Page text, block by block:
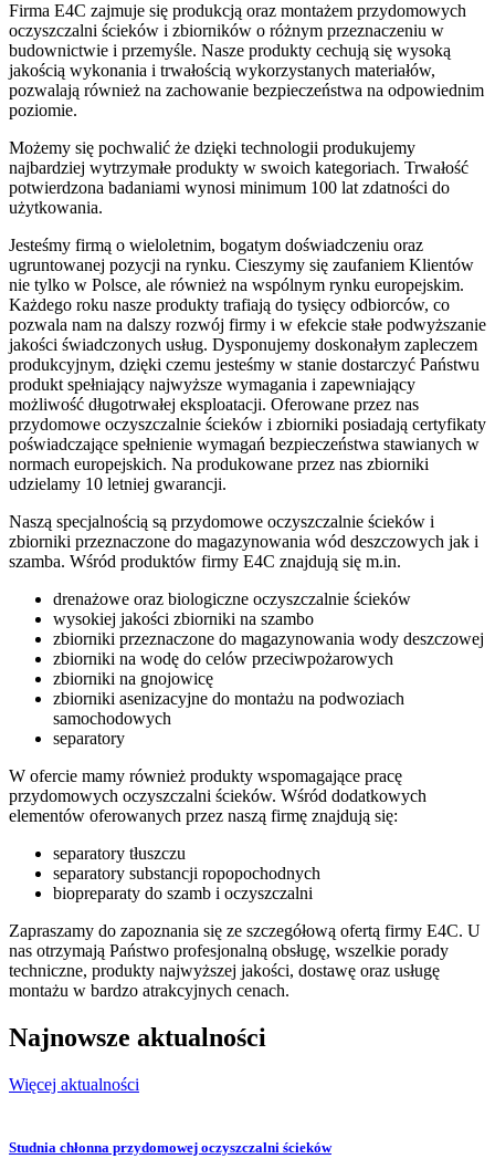
Firma E4C zajmuje się produkcją oraz montażem przydomowych
oczyszczalni ścieków i zbiorników o różnym przeznaczeniu w
budownictwie i przemyśle. Nasze produkty cechują się wysoką
jakością wykonania i trwałością wykorzystanych materiałów,
pozwalają również na zachowanie bezpieczeństwa na odpowiednim
poziomie.
Możemy się pochwalić że dzięki technologii produkujemy
najbardziej wytrzymałe produkty w swoich kategoriach. Trwałość
potwierdzona badaniami wynosi minimum 100 lat zdatności do
użytkowania.
Jesteśmy firmą o wieloletnim, bogatym doświadczeniu oraz
ugruntowanej pozycji na rynku. Cieszymy się zaufaniem Klientów
nie tylko w Polsce, ale również na wspólnym rynku europejskim.
Każdego roku nasze produkty trafiają do tysięcy odbiorców, co
pozwala nam na dalszy rozwój firmy i w efekcie stałe podwyższanie
jakości świadczonych usług. Dysponujemy doskonałym zapleczem
produkcyjnym, dzięki czemu jesteśmy w stanie dostarczyć Państwu
produkt spełniający najwyższe wymagania i zapewniający
możliwość długotrwałej eksploatacji. Oferowane przez nas
przydomowe oczyszczalnie ścieków i zbiorniki posiadają certyfikaty
poświadczające spełnienie wymagań bezpieczeństwa stawianych w
normach europejskich. Na produkowane przez nas zbiorniki
udzielamy 10 letniej gwarancji.
Naszą specjalnością są przydomowe oczyszczalnie ścieków i
zbiorniki przeznaczone do magazynowania wód deszczowych jak i
szamba. Wśród produktów firmy E4C znajdują się m.in.
drenażowe oraz biologiczne oczyszczalnie ścieków
wysokiej jakości zbiorniki na szambo
zbiorniki przeznaczone do magazynowania wody deszczowej
zbiorniki na wodę do celów przeciwpożarowych
zbiorniki na gnojowicę
zbiorniki asenizacyjne do montażu na podwoziach
samochodowych
separatory
W ofercie mamy również produkty wspomagające pracę
przydomowych oczyszczalni ścieków. Wśród dodatkowych
elementów oferowanych przez naszą firmę znajdują się:
separatory tłuszczu
separatory substancji ropopochodnych
biopreparaty do szamb i oczyszczalni
Zapraszamy do zapoznania się ze szczegółową ofertą firmy E4C. U
nas otrzymają Państwo profesjonalną obsługę, wszelkie porady
techniczne, produkty najwyższej jakości, dostawę oraz usługę
montażu w bardzo atrakcyjnych cenach.
Najnowsze aktualności
Więcej aktualności
Studnia chłonna przydomowej oczyszczalni ścieków